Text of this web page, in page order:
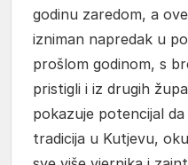
godinu zaredom, a
izniman napredak u
prošlom godinom, s
pristigli i iz drugih
pokazuje potencijal
tradicija u Kutjevu,